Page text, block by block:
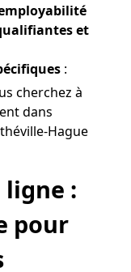
et
:
cherchez à
dans
Hague
ligne :
pour